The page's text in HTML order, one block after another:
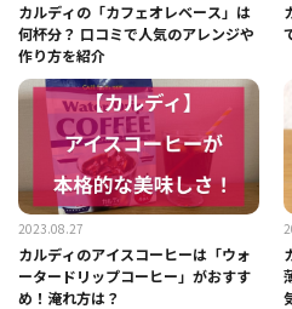
カルディの「カフェオレベース」は
何杯分？ 口コミで人気のアレンジや
作り方を紹介
2023.08.27
カルディのアイスコーヒーは「ウォ
ータードリップコーヒー」がおすす
め！淹れ方は？